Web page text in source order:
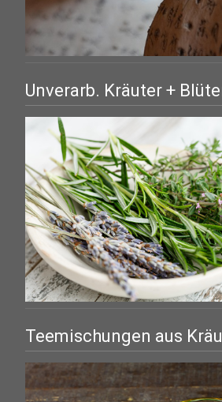
Unverarb. Kräuter +
Teemischungen aus